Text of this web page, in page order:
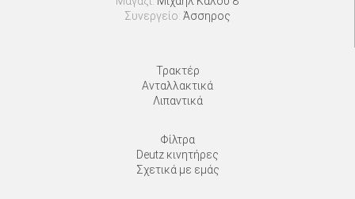
Συνεργείο: Άσσηρος
Τρακτέρ
Ανταλλακτικά
Λιπαντικά
Φίλτρα
Deutz κινητήρες
Σχετικά με εμάς